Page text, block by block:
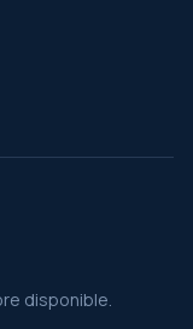
disponible.